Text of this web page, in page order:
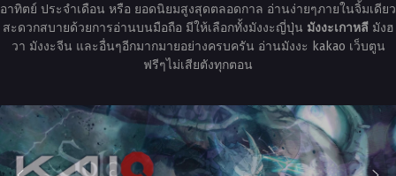
อาทิตย์ ประจำเดือน หรือ ยอดนิยมสูงสุดตลอดกาล อ่านง่ายๆภายในจิ้มเดียว
สะดวกสบายด้วยการอ่านบนมือถือ มีให้เลือกทั้งมังงะญี่ปุ่น มังงะเกาหลีมังฮ
วา มังงะจีน และอื่นๆอีกมากมายอย่างครบครัน อ่านมังงะ kakao เว็บตูน
ฟรีๆไม่เสียตังทุกตอน